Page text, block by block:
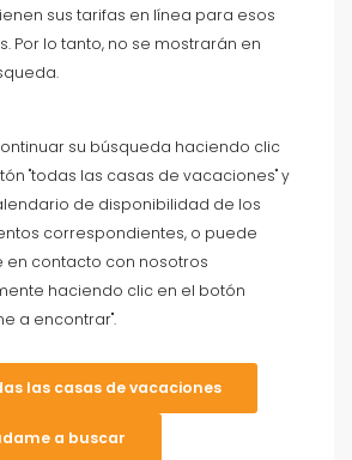
sus tarifas en línea para esos
Por lo tanto, no se mostrarán en
su búsqueda haciendo clic
"todas las casas de vacaciones" y
de disponibilidad de los
correspondientes, o puede
en contacto con nosotros
haciendo clic en el botón
a encontrar".
las casas de vacaciones
a buscar